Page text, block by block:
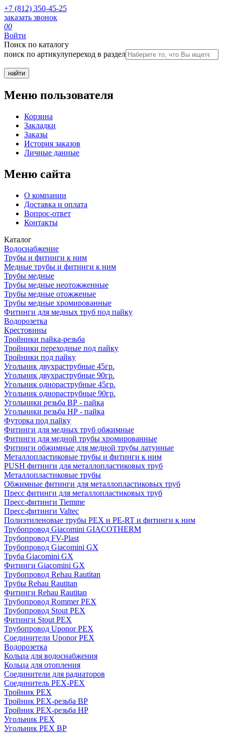
+7 (812) 350-45-25
заказать звонок
00
Войти
Поиск по каталогу
поиск по артикулупереход в раздел
Меню пользователя
Корзина
Закладки
Заказы
История заказов
Личные данные
Меню сайта
О компании
Доставка и оплата
Вопрос-ответ
Контакты
Каталог
Водоснабжение
Трубы и фитинги к ним
Медные трубы и фитинги к ним
Трубы медные
Трубы медные неотожженные
Трубы медные отожженые
Трубы медные хромированные
Фитинги для медных труб под пайку
Водорозетка
Крестовины
Тройники пайка-резьба
Тройники переходные под пайку
Тройники под пайку
Угольник двухраструбные 45гр.
Угольник двухраструбные 90гр.
Угольник однораструбные 45гр.
Угольник однораструбные 90гр.
Угольники резьба ВР - пайка
Угольники резьба НР - пайка
Футорка под пайку
Фитинги для медных труб обжимные
Фитинги для медной трубы хромированные
Фитинги обжимные для медной трубы латунные
Металлопластиковые трубы и фитинги к ним
PUSH фитинги для металлопластиковых труб
Металлопластиковые трубы
Обжимные фитинги для металлопластиковых труб
Пресс фитинги для металлопластиковых труб
Пресс-фитинги Tiemme
Пресс-фитинги Valtec
Полиэтиленовые трубы PEX и PE-RT и фитинги к ним
Трубопровод Giacomini GIACOTHERM
Трубопровод FV-Plast
Трубопровод Giacomini GX
Труба Giacomini GX
Фитинги Giacomini GX
Трубопровод Rehau Rautitan
Трубы Rehau Rautitan
Фитинги Rehau Rautitan
Трубопровод Rommer PEX
Трубопровод Stout PEX
Фитинги Stout PEX
Трубопровод Uponor PEX
Соединители Uponor PEX
Водорозетка
Кольца для водоснабжения
Кольца для отопления
Соединители для радиаторов
Соединитель PEX-PEX
Тройник PEX
Тройник PEX-резьба ВР
Тройник PEX-резьба НР
Угольник PEX
Угольник PEX ВР